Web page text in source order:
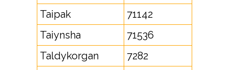
Taipak
71142
Taiynsha
71536
Taldykorgan
7282